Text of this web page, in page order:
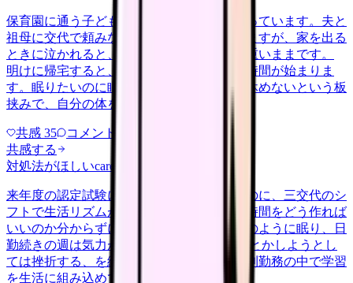
保育園に通う子どもを育てながら夜勤に入っています。夫と
祖母に交代で頼みながらなんとか回していますが、家を出る
ときに泣かれると、勤務中ずっと胸の奥が重いままです。
明けに帰宅すると、今度はそのまま育児の時間が始まりま
す。眠りたいのに眠れない、休みたいのに休めないという板
挟みで、自分の体を後回しにする…
共感 35 コメント
共感する
対処法がほしいcareer-growth
来年度の認定試験に向けて勉強を始めたいのに、三交代のシ
フトで生活リズムが一定せず、机に向かう時間をどう作れば
いいのか分からずにいます。夜勤明けは泥のように眠り、日
勤続きの週は気力が残らない。 気合いで何とかしようとし
ては挫折する、を繰り返しています。不規則勤務の中で学習
を生活に組み込めている方が、…